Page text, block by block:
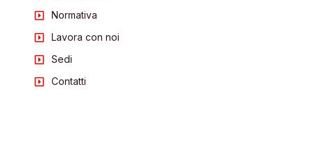
Normativa
Lavora con noi
Sedi
Contatti